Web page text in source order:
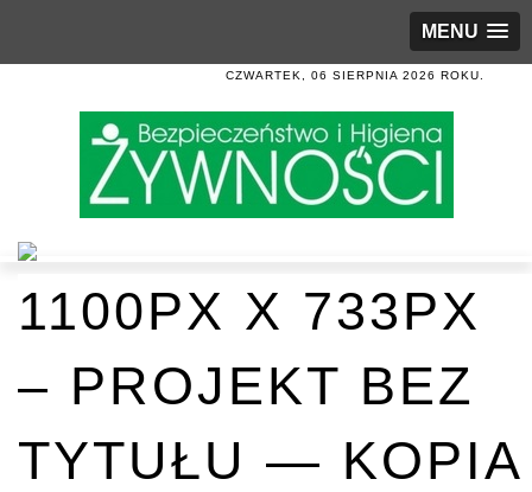
MENU
CZWARTEK, 06 SIERPNIA 2026 ROKU.
1100PX X 733PX
– PROJEKT BEZ
TYTUŁU — KOPIA